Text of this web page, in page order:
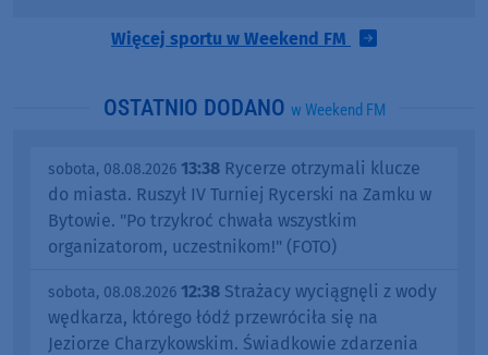
Więcej sportu w Weekend FM
OSTATNIO DODANO w Weekend FM
sobota, 08.08.2026 13:38 Rycerze otrzymali klucze
do miasta. Ruszył IV Turniej Rycerski na Zamku w
Bytowie. "Po trzykroć chwała wszystkim
organizatorom, uczestnikom!" (FOTO)
sobota, 08.08.2026 12:38 Strażacy wyciągnęli z wody
wędkarza, którego łódź przewróciła się na
Jeziorze Charzykowskim. Świadkowie zdarzenia